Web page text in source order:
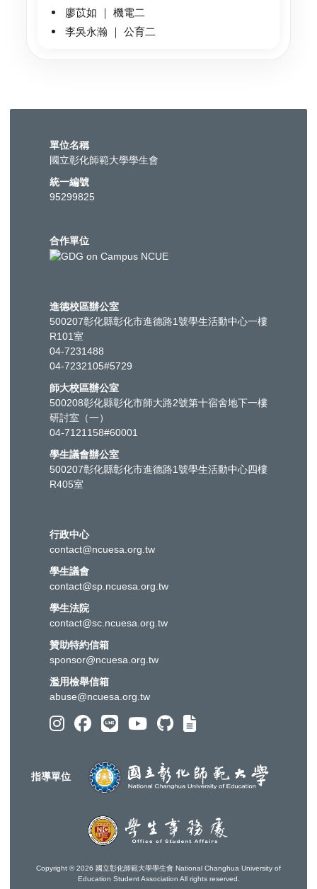
廖苡如 ｜ 機電二
李吳永瀚 ｜ 公育二
單位名稱
國立彰化師範大學學生會
統一編號
95299825
合作單位
進德校區辦公室
500207彰化縣彰化市進德路1號學生活動中心一樓
R101室
04-7231488
04-7232105#5729
師大校區辦公室
500208彰化縣彰化市師大路2號第十宿舍地下一樓
研討室（一）
04-7121158#60001
學生議會辦公室
500207彰化縣彰化市進德路1號學生活動中心四樓
R405室
行政中心
contact@ncuesa.org.tw
學生議會
contact@sp.ncuesa.org.tw
學生法院
contact@sc.ncuesa.org.tw
贊助特約信箱
sponsor@ncuesa.org.tw
濫用檢舉信箱
abuse@ncuesa.org.tw
指導單位
Copyright ©2026 國立彰化師範大學學生會 National Changhua University of
Education Student Association All rights reserved.